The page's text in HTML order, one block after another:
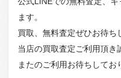
ます。
買取、無料査定ぜひお待ち
当店の買取査定ご利用頂き
またのご利用お待ちしてお